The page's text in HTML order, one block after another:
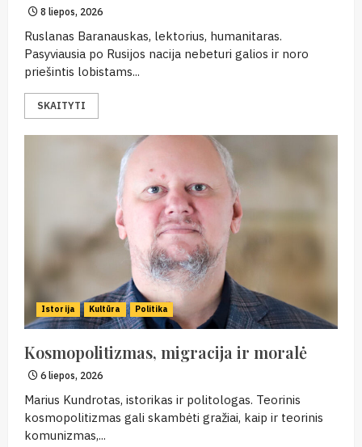
8 liepos, 2026
Ruslanas Baranauskas, lektorius, humanitaras.
Pasyviausia po Rusijos nacija nebeturi galios ir noro
priešintis lobistams...
SKAITYTI
Istorija Kultūra Politika
Kosmopolitizmas, migracija ir moralė
6 liepos, 2026
Marius Kundrotas, istorikas ir politologas. Teorinis
kosmopolitizmas gali skambėti gražiai, kaip ir teorinis
komunizmas,...